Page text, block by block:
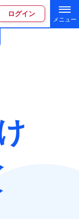
ログイン